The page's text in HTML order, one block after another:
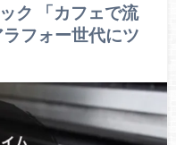
ク 「カフェで流
フォー世代にツ